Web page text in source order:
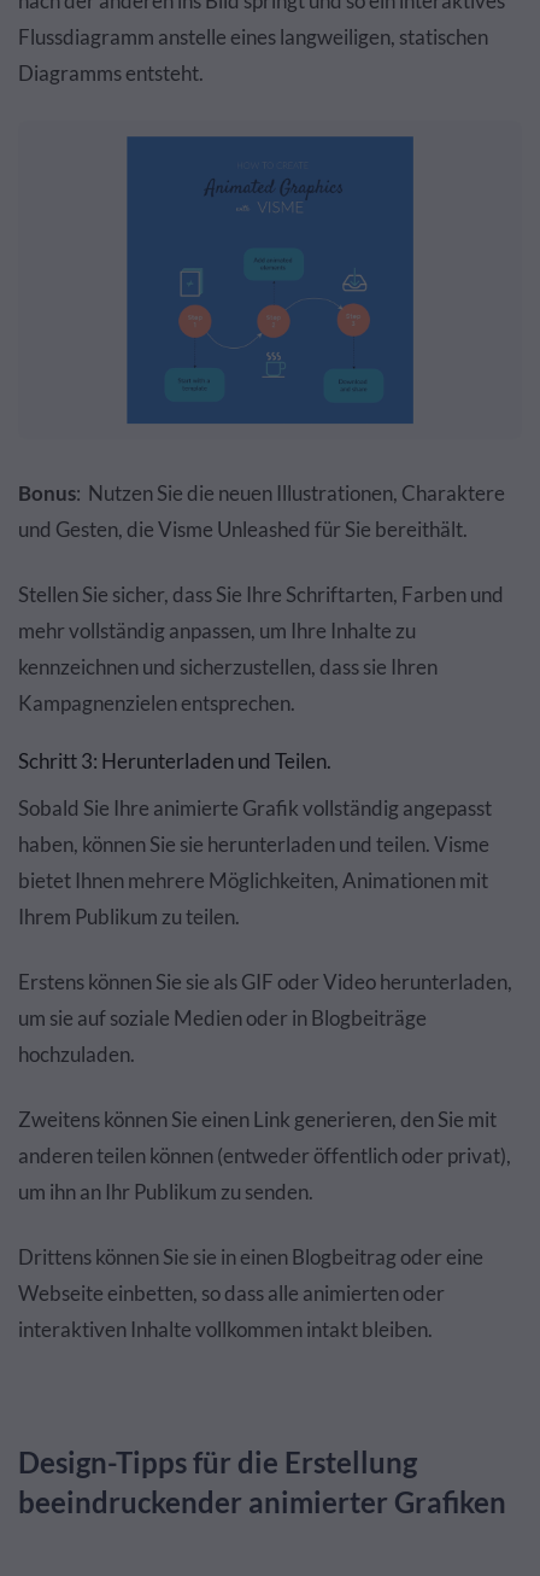
Flussdiagramm anstelle eines langweiligen, statischen
Diagramms entsteht.
Bonus: Nutzen Sie die neuen Illustrationen, Charaktere
und Gesten, die Visme Unleashed für Sie bereithält.
Stellen Sie sicher, dass Sie Ihre Schriftarten, Farben und
mehr vollständig anpassen, um Ihre Inhalte zu
kennzeichnen und sicherzustellen, dass sie Ihren
Kampagnenzielen entsprechen.
Schritt 3: Herunterladen und Teilen.
Sobald Sie Ihre animierte Grafik vollständig angepasst
haben, können Sie sie herunterladen und teilen. Visme
bietet Ihnen mehrere Möglichkeiten, Animationen mit
Ihrem Publikum zu teilen.
Erstens können Sie sie als GIF oder Video herunterladen,
um sie auf soziale Medien oder in Blogbeiträge
hochzuladen.
Zweitens können Sie einen Link generieren, den Sie mit
anderen teilen können (entweder öffentlich oder privat),
um ihn an Ihr Publikum zu senden.
Drittens können Sie sie in einen Blogbeitrag oder eine
Webseite einbetten, so dass alle animierten oder
interaktiven Inhalte vollkommen intakt bleiben.
Design-Tipps für die Erstellung
beeindruckender animierter Grafiken